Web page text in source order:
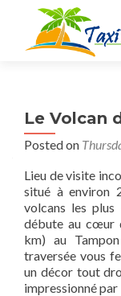
Le Volcan
Posted on
Lieu de visite
situé à environ
volcans les
débute au cœur
km) au
traversée vous
un décor tout
impressionné par